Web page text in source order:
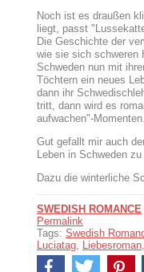
Noch ist es draußen
liegt, passt
Die Geschichte der
wie sie sich schweren
Schweden nun mit
Töchtern ein neues
dann ihr
tritt, dann wird es
aufwachen"-Momenten.
Gut gefallt mir auch
Leben in Schweden
Dazu die winterliche
SWEDISH ROMANCE
Permalink
Tags: Swedish
Luciatag, Liebesroman,